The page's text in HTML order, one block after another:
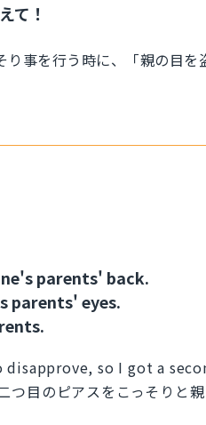
て！
事を行う時に、「親の目
parents' back.
parents' eyes.
so I got a
目のピアスをこっそりと親